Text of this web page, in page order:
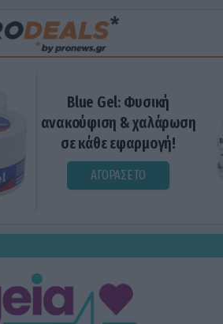
Blue Gel: Φυσική
ανακούφιση & χαλάρωση
σε κάθε εφαρμογή!
ΑΓΟΡΑΣΕ ΤΟ